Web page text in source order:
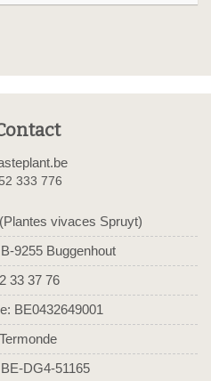
333 776
vivaces Spruyt)
9255 Buggenhout
33 37 76
BE0432649001
DG4-51165